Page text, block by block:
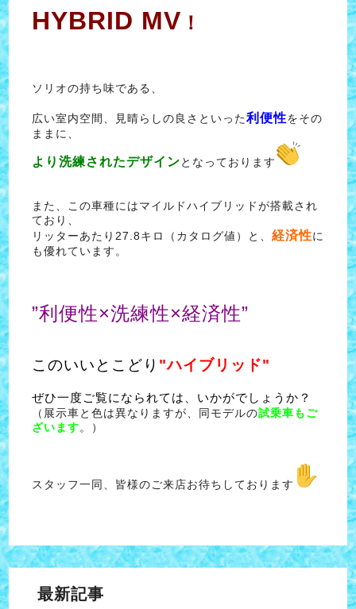
HYBRID MV ！
ソリオの持ち味である、
広い室内空間、見晴らしの良さといった利便性をその
ままに、
より 洗練されたデザインとなっております
また、この車種にはマイルドハイブリッドが搭載され
ており、
リッターあたり27.8キロ（カタログ値）と、 経済性に
も優れています。
”利便性×洗練性×経済性”
このいいとこどり "ハイブリッド"
ぜひ一度ご覧になられては、いかがでしょうか？
（展示車と色は異なりますが、同モデルの試乗車もご
ざいます。）
スタッフ一同、皆様のご来店お待ちしております
最新記事